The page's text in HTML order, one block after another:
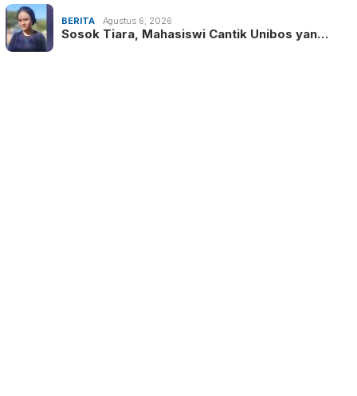
BERITA Agustus 6, 2026
Sosok Tiara, Mahasiswi Cantik Unibos yan…